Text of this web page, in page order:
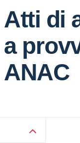
Atti di
a
ANAC